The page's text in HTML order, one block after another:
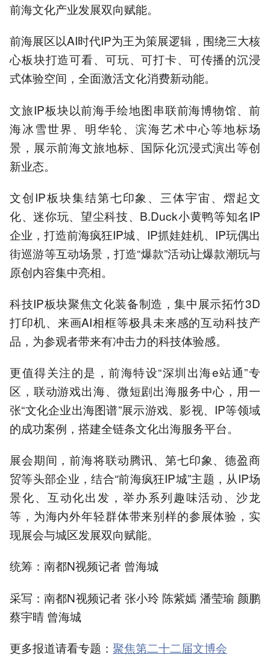
前海文化产业发展双向赋能。
前海展区以AI时代IP为王为策展逻辑，围绕三大核
心板块打造可看、可玩、可打卡、可传播的沉浸
式体验空间，全面激活文化消费新动能。
文旅IP板块以前海手绘地图串联前海博物馆、前
海冰雪世界、明华轮、滨海艺术中心等地标场
景，展示前海文旅地标、国际化沉浸式演出等创
新业态。
文创IP板块集结第七印象、三体宇宙、熠起文
化、迷你玩、望尘科技、B.Duck小黄鸭等知名IP
企业，打造前海疯狂IP城、IP抓娃娃机、IP玩偶出
街巡游等互动场景，打造“爆款”活动让爆款潮玩与
原创内容集中亮相。
科技IP板块聚焦文化装备制造，集中展示拓竹3D
打印机、来画AI相框等极具未来感的互动科技产
品，为参观者带来有冲击力的科技体验感。
更值得关注的是，前海特设“深圳出海e站通”专
区，联动游戏出海、微短剧出海服务中心，用一
张“文化企业出海图谱”展示游戏、影视、IP等领域
的成功案例，搭建全链条文化出海服务平台。
展会期间，前海将联动腾讯、第七印象、德盈商
贸等头部企业，结合“前海疯狂IP城”主题，从IP场
景化、互动化出发，举办系列趣味活动、沙龙
等，为海内外年轻群体带来别样的参展体验，实
现展会与城区发展双向赋能。
统筹：南都N视频记者 曾海城
采写：南都N视频记者 张小玲 陈紫嫣 潘莹瑜 颜鹏
蔡宇晴 曾海城
更多报道请看专题： 聚焦第二十二届文博会